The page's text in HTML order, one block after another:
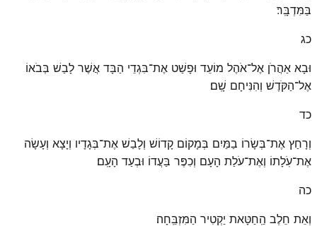
בַּמִּדְבָּֽר׃
כג
וּבָא אַהֲרֹן אֶל־אֹהֶל מוֹעֵד וּפָשַׁט אֶת־בִּגְדֵי הַבָּד אֲשֶׁר לָבַשׁ בְּבֹאוֹ
אֶל־הַקֹּדֶשׁ וְהִנִּיחָם שָֽׁם׃
כד
וְרָחַץ אֶת־בְּשָׂרוֹ בַמַּיִם בְּמָקוֹם קָדוֹשׁ וְלָבַשׁ אֶת־בְּגָדָיו וְיָצָא וְעָשָׂה
אֶת־עֹֽלָתוֹ וְאֶת־עֹלַת הָעָם וְכִפֶּר בַּעֲדוֹ וּבְעַד הָעָֽם׃
כה
וְאֵת חֵלֶב הַֽחַטָּאת יַקְטִיר הַמִּזְבֵּֽחָה׃